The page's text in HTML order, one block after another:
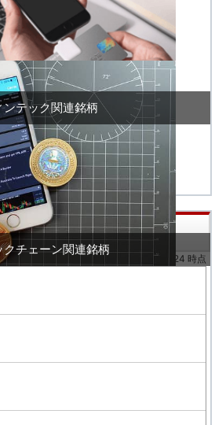
ンテック関連銘柄
クチェーン関連銘柄
上り率ランキング
※02/24 時点